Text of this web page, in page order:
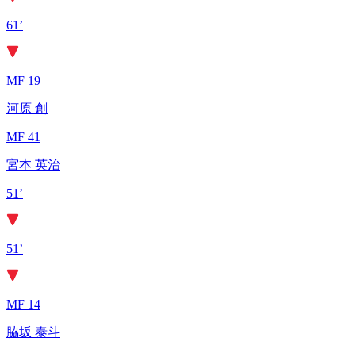
61’
MF 19
河原 創
MF 41
宮本 英治
51’
51’
MF 14
脇坂 泰斗